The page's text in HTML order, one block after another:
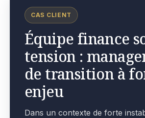
CAS CLIENT
Équipe finance
tension :
de transition à
enjeu
Dans un contexte de forte